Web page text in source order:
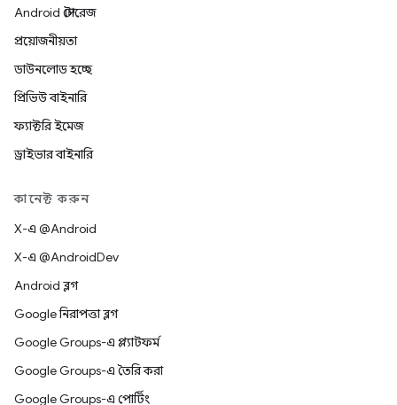
Android স্টোরেজ
প্রয়োজনীয়তা
ডাউনলোড হচ্ছে
প্রিভিউ বাইনারি
ফ্যাক্টরি ইমেজ
ড্রাইভার বাইনারি
কানেক্ট করুন
X-এ @Android
X-এ @AndroidDev
Android ব্লগ
Google নিরাপত্তা ব্লগ
Google Groups-এ প্ল্যাটফর্ম
Google Groups-এ তৈরি করা
Google Groups-এ পোর্টিং